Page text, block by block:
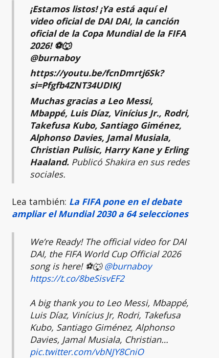
¡Estamos listos! ¡Ya está aquí el
video oficial de DAI DAI, la canción
oficial de la Copa Mundial de la FIFA
2026! ⚽️🐺
@burnaboy
https://youtu.be/fcnDmrtj6Sk?
si=Pfgfb4ZNT34UDIKJ
Muchas gracias a Leo Messi,
Mbappé, Luis Díaz, Vinícius Jr., Rodri,
Takefusa Kubo, Santiago Giménez,
Alphonso Davies, Jamal Musiala,
Christian Pulisic, Harry Kane y Erling
Haaland. Publicó Shakira en sus redes
sociales.
Lea también: La FIFA pone en el debate
ampliar el Mundial 2030 a 64 selecciones
We’re Ready! The official video for DAI
DAI, the FIFA World Cup Official 2026
song is here! ⚽️🐺@burnaboy
https://t.co/8beSisvEF2
A big thank you to Leo Messi, Mbappé,
Luis Díaz, Vinícius Jr, Rodri, Takefusa
Kubo, Santiago Giménez, Alphonso
Davies, Jamal Musiala, Christian…
pic.twitter.com/vbNJY8CniO